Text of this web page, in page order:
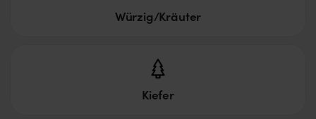
Würzig/Kräuter
Kiefer